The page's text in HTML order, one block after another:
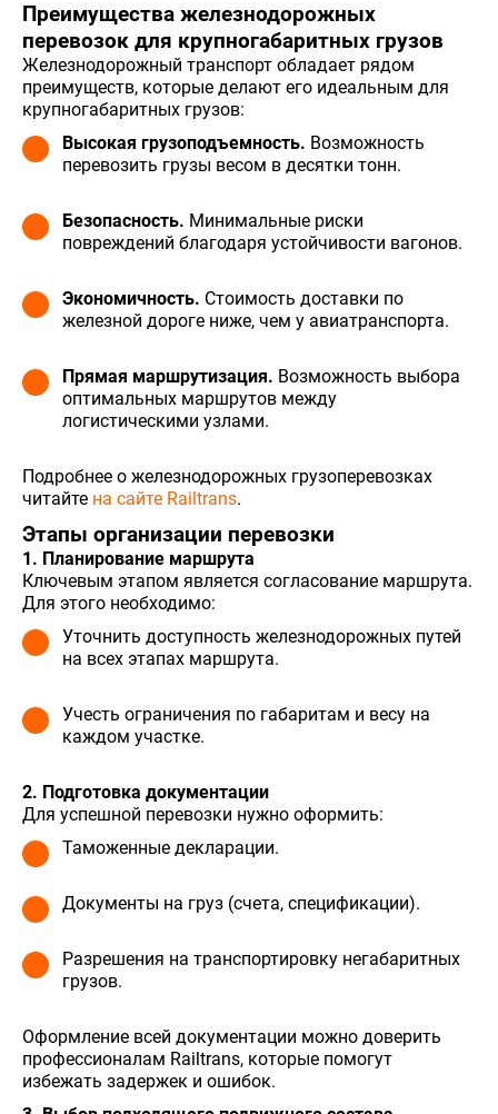
Преимущества железнодорожных
перевозок для крупногабаритных грузов
Железнодорожный транспорт обладает рядом
преимуществ, которые делают его идеальным для
крупногабаритных грузов:
Высокая грузоподъемность. Возможность
перевозить грузы весом в десятки тонн.
Безопасность. Минимальные риски
повреждений благодаря устойчивости вагонов.
Экономичность. Стоимость доставки по
железной дороге ниже, чем у авиатранспорта.
Прямая маршрутизация. Возможность выбора
оптимальных маршрутов между
логистическими узлами.
Подробнее о железнодорожных грузоперевозках
читайте на сайте Railtrans.
Этапы организации перевозки
1. Планирование маршрута
Ключевым этапом является согласование маршрута.
Для этого необходимо:
Уточнить доступность железнодорожных путей
на всех этапах маршрута.
Учесть ограничения по габаритам и весу на
каждом участке.
2. Подготовка документации
Для успешной перевозки нужно оформить:
Таможенные декларации.
Документы на груз (счета, спецификации).
Разрешения на транспортировку негабаритных
грузов.
Оформление всей документации можно доверить
профессионалам Railtrans, которые помогут
избежать задержек и ошибок.